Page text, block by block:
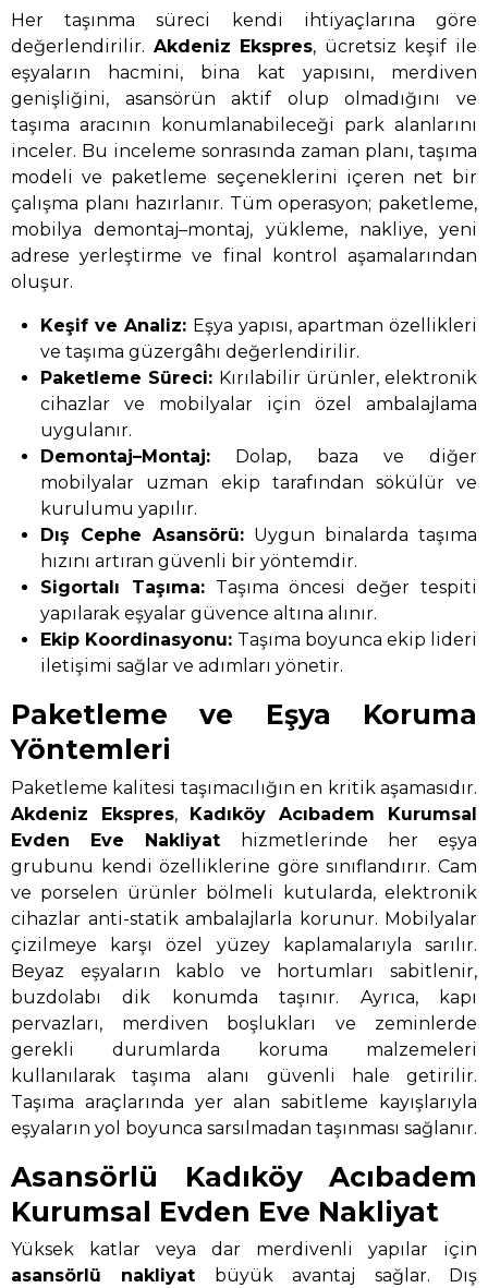
Her taşınma süreci kendi ihtiyaçlarına göre
değerlendirilir. Akdeniz Ekspres, ücretsiz keşif ile
eşyaların hacmini, bina kat yapısını, merdiven
genişliğini, asansörün aktif olup olmadığını ve
taşıma aracının konumlanabileceği park alanlarını
inceler. Bu inceleme sonrasında zaman planı, taşıma
modeli ve paketleme seçeneklerini içeren net bir
çalışma planı hazırlanır. Tüm operasyon; paketleme,
mobilya demontaj–montaj, yükleme, nakliye, yeni
adrese yerleştirme ve final kontrol aşamalarından
oluşur.
Keşif ve Analiz: Eşya yapısı, apartman özellikleri
ve taşıma güzergâhı değerlendirilir.
Paketleme Süreci: Kırılabilir ürünler, elektronik
cihazlar ve mobilyalar için özel ambalajlama
uygulanır.
Demontaj–Montaj: Dolap, baza ve diğer
mobilyalar uzman ekip tarafından sökülür ve
kurulumu yapılır.
Dış Cephe Asansörü: Uygun binalarda taşıma
hızını artıran güvenli bir yöntemdir.
Sigortalı Taşıma:Taşıma öncesi değer tespiti
yapılarak eşyalar güvence altına alınır.
Ekip Koordinasyonu: Taşıma boyunca ekip lideri
iletişimi sağlar ve adımları yönetir.
Paketleme ve Eşya Koruma
Yöntemleri
Paketleme kalitesi taşımacılığın en kritik aşamasıdır.
Akdeniz Ekspres, Kadıköy Acıbadem Kurumsal
Evden Eve Nakliyat hizmetlerinde her eşya
grubunu kendi özelliklerine göre sınıflandırır. Cam
ve porselen ürünler bölmeli kutularda, elektronik
cihazlar anti-statik ambalajlarla korunur. Mobilyalar
çizilmeye karşı özel yüzey kaplamalarıyla sarılır.
Beyaz eşyaların kablo ve hortumları sabitlenir,
buzdolabı dik konumda taşınır. Ayrıca, kapı
pervazları, merdiven boşlukları ve zeminlerde
gerekli durumlarda koruma malzemeleri
kullanılarak taşıma alanı güvenli hale getirilir.
Taşıma araçlarında yer alan sabitleme kayışlarıyla
eşyaların yol boyunca sarsılmadan taşınması sağlanır.
Asansörlü Kadıköy Acıbadem
Kurumsal Evden Eve Nakliyat
Yüksek katlar veya dar merdivenli yapılar için
asansörlü nakliyat büyük avantaj sağlar. Dış